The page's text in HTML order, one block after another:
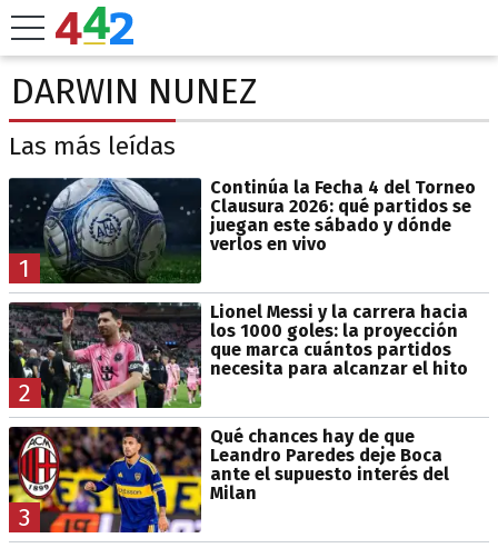
DARWIN NUNEZ
Las más leídas
1
Continúa la Fecha 4 del Torneo
Clausura 2026: qué partidos se
juegan este sábado y dónde
verlos en vivo
2
Lionel Messi y la carrera hacia
los 1000 goles: la proyección
que marca cuántos partidos
necesita para alcanzar el hito
3
Qué chances hay de que
Leandro Paredes deje Boca
ante el supuesto interés del
Milan